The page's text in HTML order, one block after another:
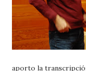
aporto la